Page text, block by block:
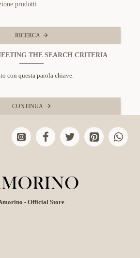
prodotti
RICERCA
THE SEARCH CRITERIA
con questa parola chiave.
CONTINUA
- Official Store